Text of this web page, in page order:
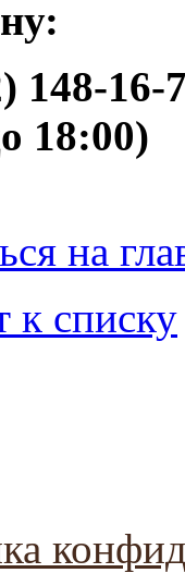
148-16-
18:00)
на
к списку